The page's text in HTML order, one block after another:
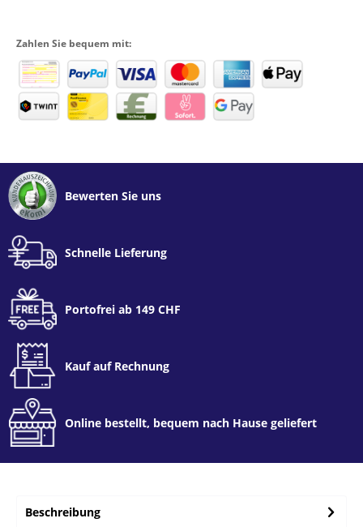
Zahlen Sie bequem mit:
Bewerten Sie uns
Schnelle Lieferung
Portofrei ab 149 CHF
Kauf auf Rechnung
Online bestellt, bequem nach Hause geliefert
Beschreibung